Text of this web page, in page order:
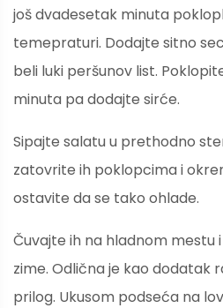
još dvadesetak minuta
temepraturi. Dodajte sitno
beli luki peršunov list.
minuta pa dodajte sirće.
Sipajte salatu u prethodno
zatovrite ih poklopcima i
ostavite da se tako ohlade.
Čuvajte ih na hladnom mestu
zime. Odlična je kao dodatak
prilog. Ukusom podseća na